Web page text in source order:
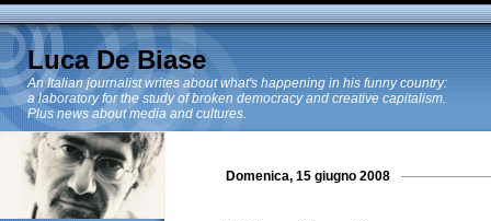
Luca De Biase
An Italian journalist writes about what's happening in his funny country:
a laboratory for the study of broken democracy and creative capitalism.
Plus news about media and cultures.
Domenica, 15 giugno 2008